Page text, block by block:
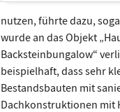
nutzen, führte dazu,
wurde an das Objekt
Backsteinbungalow“
beispielhaft, dass sehr
Bestandsbauten mit
Dachkonstruktionen mit